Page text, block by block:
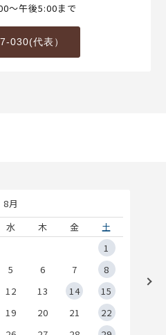
～午後5:00まで
030(代表）
8月
水 木 金
土
1
5 6 7
8
12 13 14
15
19 20 21
22